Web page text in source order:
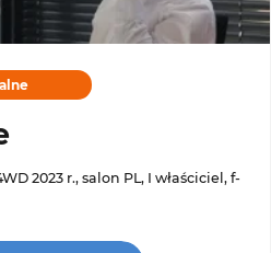
2023 r., salon PL, I właściciel, f-